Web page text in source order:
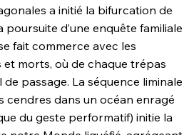
a initié la bifurcation de
d’une enquête familiale
fait commerce avec les
morts, où de chaque trépas
passage. La séquence liminale
cendres dans un océan enragé
du geste performatif) initie la